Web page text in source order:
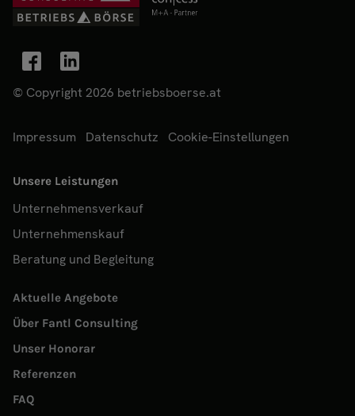
© Copyright 2026 betriebsboerse.at
Impressum Datenschutz Cookie-Einstellungen
Unsere Leistungen
Unternehmensverkauf
Unternehmenskauf
Beratung und Begleitung
Aktuelle Angebote
Über Fantl Consulting
Unser Honorar
Referenzen
FAQ